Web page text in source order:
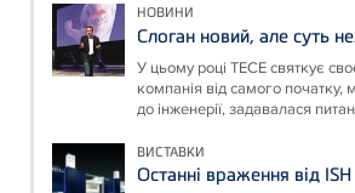
НОВИНИ
Слоган новий, але суть
У цьому році ТЕСЕ святкує
компанія від самого початку,
до інженерії, задавалася
ВИСТАВКИ
Останні враження від